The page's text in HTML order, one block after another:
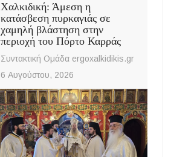
Χαλκιδική: Άμεση η
κατάσβεση πυρκαγιάς σε
χαμηλή βλάστηση στην
περιοχή του Πόρτο Καρράς
Συντακτική Ομάδα ergoxalkidikis.gr
6 Αυγούστου, 2026